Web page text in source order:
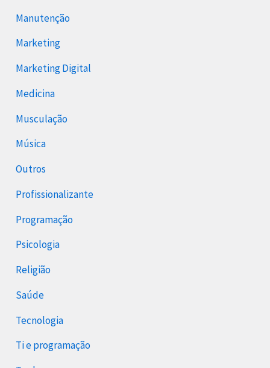
Manutenção
Marketing
Marketing Digital
Medicina
Musculação
Música
Outros
Profissionalizante
Programação
Psicologia
Religião
Saúde
Tecnologia
Ti e programação